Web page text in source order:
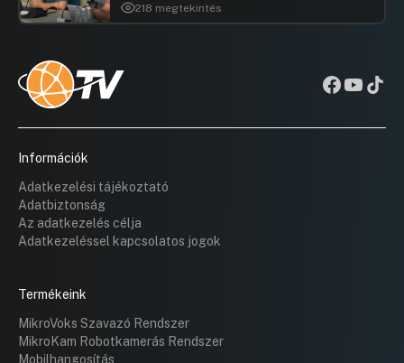
218 megtekintés
Információk
Adatkezelési tájékoztató
Adatbiztonság
Az adatkezelés célja
Adatkezeléssel kapcsolatos jogok
Termékeink
MikroVoks Szavazó Rendszer
MikroKam Robotkamerás Rendszer
Mobilhangosítás